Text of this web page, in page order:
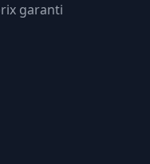
garanti